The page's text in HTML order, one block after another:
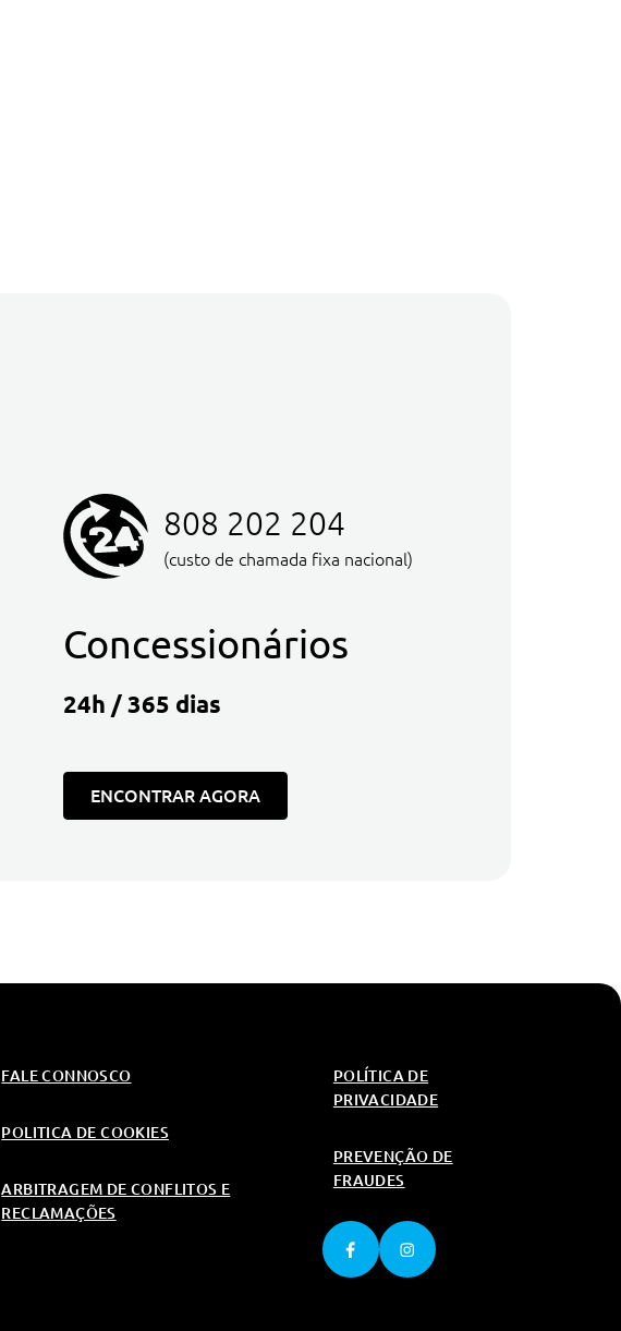
808 202 204
(custo de chamada fixa nacional)
Concessionários
24h / 365 dias
ENCONTRAR AGORA
FALE CONNOSCO
POLITICA DE COOKIES
ARBITRAGEM DE CONFLITOS E
RECLAMAÇÕES
POLÍTICA DE
PRIVACIDADE
PREVENÇÃO DE
FRAUDES